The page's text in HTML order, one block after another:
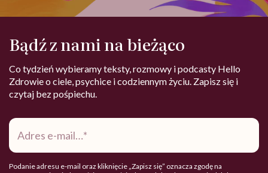
Bądź z nami na bieżąco
Co tydzień wybieramy teksty, rozmowy i podcasty Hello
Zdrowie o ciele, psychice i codziennym życiu. Zapisz się i
czytaj bez pośpiechu.
Adres
mail*
Podanie adresu e-mail oraz kliknięcie „Zapisz się” oznacza zgodę na